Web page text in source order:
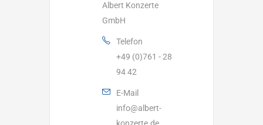
Albert Konzerte
GmbH
Telefon
+49 (0)761 - 28
94 42
E-Mail
info@albert-